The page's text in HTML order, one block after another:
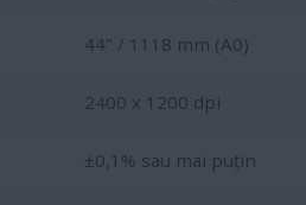
44" / 1118 mm (A0)
2400 x 1200 dpi
±0,1% sau mai puțin